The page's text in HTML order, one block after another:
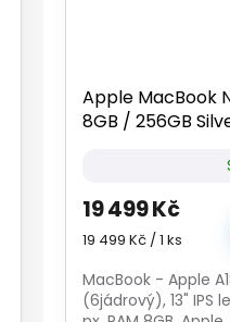
Apple MacBook
8GB / 256GB
19 499 Kč
Měrná
19 499 Kč / 1 ks
MacBook - Apple
(6jádrový), 13" IPS